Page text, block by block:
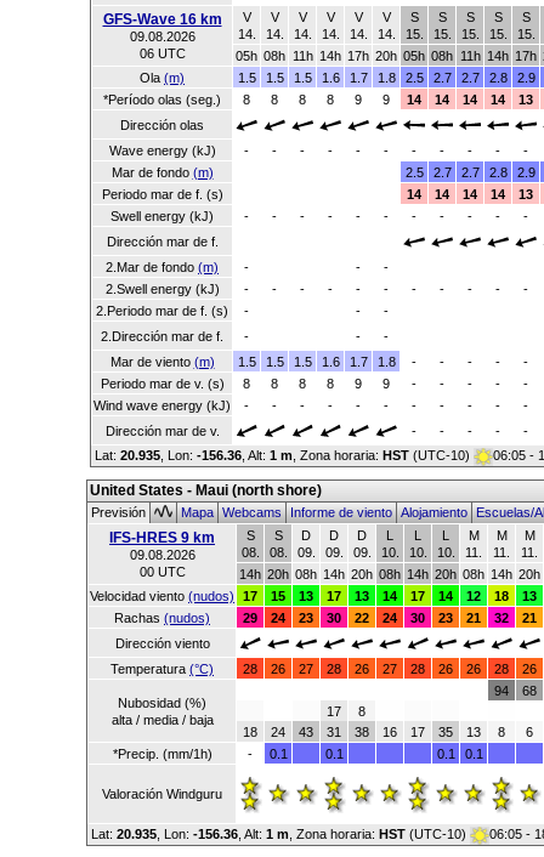
GFS-Wave 16 km
09.08.2026
06 UTC
V
14.
V
14.
V
14.
V
14.
V
14.
V
14.
S
15.
S
15.
S
15.
S
15.
S
15.
05h 08h 11h 14h 17h 20h 05h 08h 11h 14h 17h
Ola (m) 1.5 1.5 1.5 1.6 1.7 1.8 2.5 2.7 2.7 2.8
2.9
*Período olas (seg.)
8 8 8 8 9 9 14 14 14 14
13
Dirección olas
Wave energy (kJ)
- - - - - - - - - -
-
Mar de fondo (m) 2.5 2.7 2.7 2.8
2.9
Periodo mar de f. (s)
14 14 14 14
13
Swell energy (kJ)
- - - - - - - - - -
-
Dirección mar de f.
2.Mar de fondo (m) - -
-
2.Swell energy (kJ)
- - - - - - - - - -
-
2.Periodo mar de f. (s)
- -
-
2.Dirección mar de f.
- -
-
Mar de viento (m) 1.5 1.5 1.5 1.6 1.7 1.8 - - - -
-
Periodo mar de v. (s)
8 8 8 8 9 9 - - - -
-
Wind wave energy (kJ)
- - - - - - - - - -
-
Dirección mar de v.
- - - -
-
Lat: 20.935 , Lon: -156.36 Alt: 1 m , Zona horaria: HST (UTC-10) 06:05 -
United States - Maui (north shore)
Previsión MapaWebcamsInforme de vientoAlojamientoEscuelas/
IFS-HRES 9 km
09.08.2026
00 UTC
S
08.
S
08.
D
09.
D
09.
D
09.
L
10.
L
10.
L
10.
M
11.
M
11.
M
11.
14h 20h 08h 14h 20h 08h 14h 20h 08h 14h 20h
Velocidad viento (nudos) 17 15 13 17 13 14 17 14 12 18
13
Rachas (nudos) 29 24 23 30 22 24 30 23 21 32
21
Dirección viento
Temperatura (°C) 28 26 27 28 26 27 28 26 26 28 26
Nubosidad (%)
alta / media / baja
18
24 43
17
31
8
38
16 17 35 13
94
8
68
6
*Precip. (mm/1h)
- 0.1 0.1 0.1 0.1
Valoración Windguru
Lat: 20.935 , Lon: -156.36 Alt: 1 m , Zona horaria: HST (UTC-10) 06:05 -